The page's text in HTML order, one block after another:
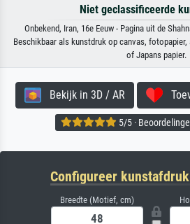
Niet geclassificeerde
Onbekend, Iran, 16e Eeuw - Pagina uit de
Beschikbaar als kunstdruk op canvas,
of Japans papier.
Bekijk in 3D / AR
5/5 ·
Configureer kunstafdruk
Breedte (Motief, cm)